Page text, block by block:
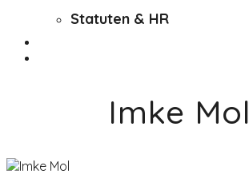
Statuten & HR
Imke Mol